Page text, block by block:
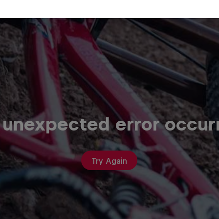
error
Try Again